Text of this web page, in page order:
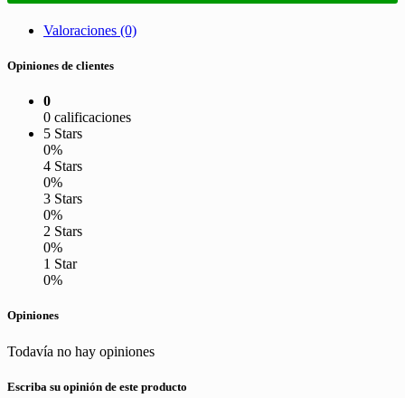
Valoraciones (0)
Opiniones de clientes
0
0 calificaciones
5 Stars
0%
4 Stars
0%
3 Stars
0%
2 Stars
0%
1 Star
0%
Opiniones
Todavía no hay opiniones
Escriba su opinión de este producto